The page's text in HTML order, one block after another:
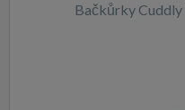
Bačkůrky